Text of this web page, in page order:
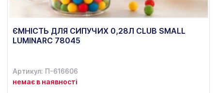
ЄМНІСТЬ ДЛЯ СИПУЧИХ 0,28Л CLUB SMALL
LUMINARC 78045
Артикул: П-616606
немає в наявності